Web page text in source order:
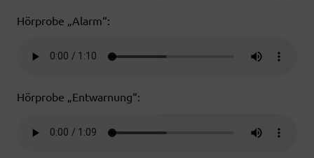
Hörprobe „Alarm“:
Hörprobe „Entwarnung“: